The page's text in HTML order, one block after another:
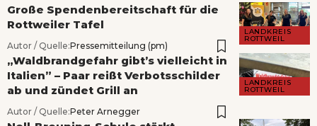
LANDKREIS
ROTTWEIL
Große Spendenbereitschaft für die
Rottweiler Tafel
Autor / Quelle:Pressemitteilung (pm)
LANDKREIS
ROTTWEIL
„Waldbrandgefahr gibt’s vielleicht in
Italien” – Paar reißt Verbotsschilder
ab und zündet Grill an
Autor / Quelle:Peter Arnegger